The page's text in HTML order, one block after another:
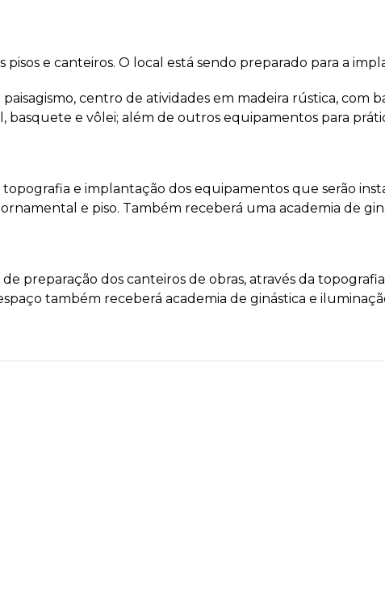
pisos e canteiros. O local está sendo preparado para a
centro de atividades em madeira rústica, com
basquete e vôlei; além de outros equipamentos para
e implantação dos equipamentos que serão
e piso. Também receberá uma academia de
preparação dos canteiros de obras, através da
também receberá academia de ginástica e